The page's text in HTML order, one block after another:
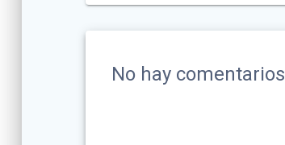
No hay comentarios